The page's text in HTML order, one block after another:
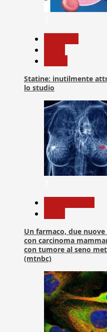
Statine: inutilmente
lo studio
Un farmaco, due
con carcinoma
con tumore al seno
(mtnbc)